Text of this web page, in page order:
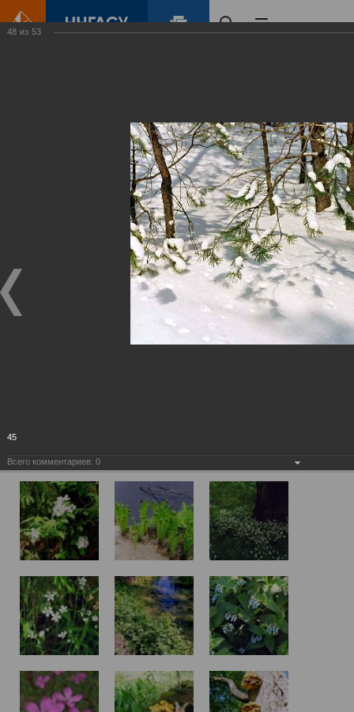
Виртуальные
выставки
(фотоальбомы)
48 из 53
45
Всего комментариев: 0